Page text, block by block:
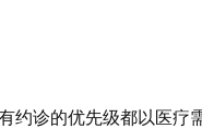
诊的优先级都以医疗